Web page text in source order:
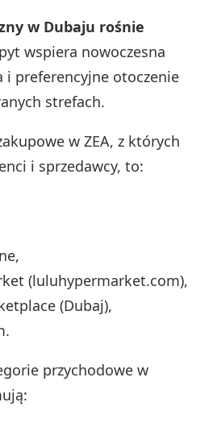
w Dubaju rośnie
wspiera nowoczesna
i preferencyjne otoczenie
strefach.
w ZEA, z których
i sprzedawcy, to:
(luluhypermarket.com),
(Dubaj),
przychodowe w